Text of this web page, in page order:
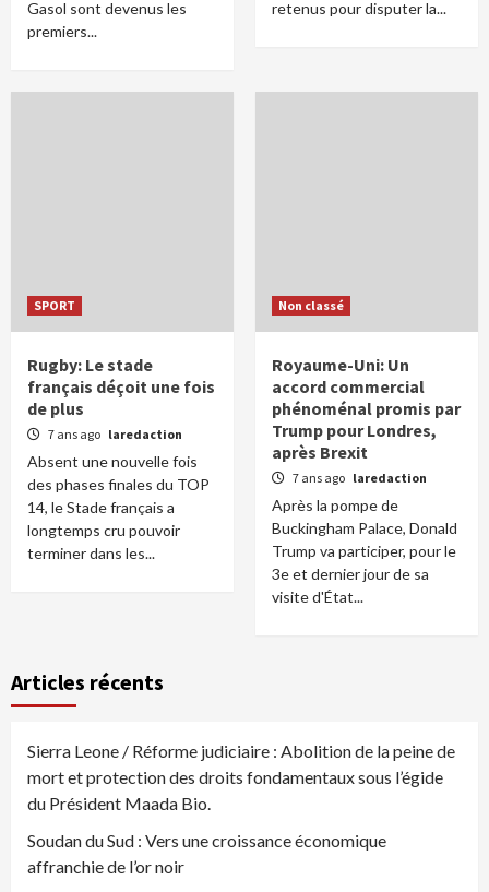
Gasol sont devenus les
premiers...
retenus pour disputer la...
SPORT
Rugby: Le stade
français déçoit une fois
de plus
7 ans ago laredaction
Absent une nouvelle fois
des phases finales du TOP
14, le Stade français a
longtemps cru pouvoir
terminer dans les...
Non classé
Royaume-Uni: Un
accord commercial
phénoménal promis par
Trump pour Londres,
après Brexit
7 ans ago laredaction
Après la pompe de
Buckingham Palace, Donald
Trump va participer, pour le
3e et dernier jour de sa
visite d'État...
Articles récents
Sierra Leone / Réforme judiciaire : Abolition de la peine de
mort et protection des droits fondamentaux sous l’égide
du Président Maada Bio.
Soudan du Sud : Vers une croissance économique
affranchie de l’or noir